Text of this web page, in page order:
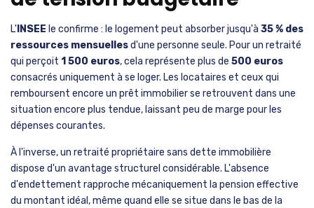
L' INSEE le confirme : le logement peut absorber jusqu'à 35 % des
ressources mensuellesd'une personne seule. Pour un retraité
qui perçoit 1 500 euros, cela représente plus de 500 euros
consacrés uniquement à se loger. Les locataires et ceux qui
remboursent encore un prêt immobilier se retrouvent dans une
situation encore plus tendue, laissant peu de marge pour les
dépenses courantes.
À l'inverse, un retraité propriétaire sans dette immobilière
dispose d'un avantage structurel considérable. L'absence
d'endettement rapproche mécaniquement la pension effective
du montant idéal, même quand elle se situe dans le bas de la